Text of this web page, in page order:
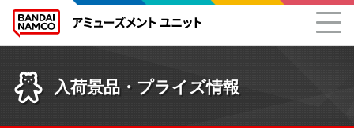
入荷景品・プライズ情報